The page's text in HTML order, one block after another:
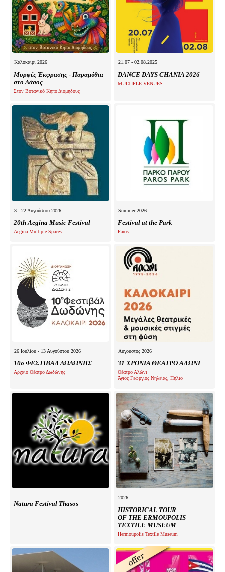
Καλοκαίρι 2026
Μορφές Έκφρασης - Παραμύθια
στο Δάσος
Στον Βοτανικό Κήπο Διομήδους
21.07 - 02.08.2025
DANCE DAYS CHANIA 2026
MULTIPLE VENUES
3 - 22 Αυγούστου 2026
20th Aegina Music Festival
Aegina Multiple Spaces
Summer 2026
Festival at the Park
Paros
26 Ιουλίου - 13 Αυγούστου 2026
10ο ΦΕΣΤΙΒΑΛ ΔΩΔΩΝΗΣ
Αρχαίο Θέατρο Δωδώνης
Αύγουστος 2026
31 ΧΡΟΝΙΑ ΘΕΑΤΡΟ ΑΛΩΝΙ
Θέατρο Αλώνι
Άγιος Γεώργιος Νηλείας, Πήλιο
Natura Festival Thasos
2026
HISTORICAL TOUR
OF THE ERMOUPOLIS
TEXTILE MUSEUM
Hermoupolis Textile Museum